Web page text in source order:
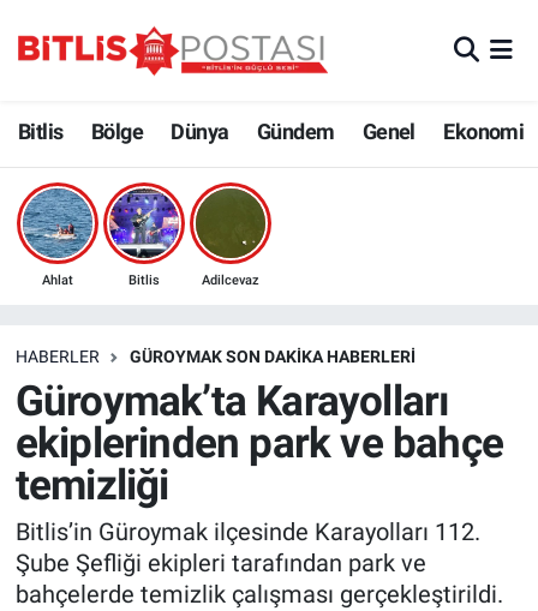
Bitlis Bölge Dünya Gündem Genel Ekonomi
Ahlat Bitlis Adilcevaz
HABERLER GÜROYMAK SON DAKIKA HABERLERI
Güroymak’ta Karayolları
ekiplerinden park ve bahçe
temizliği
Bitlis’in Güroymak ilçesinde Karayolları 112.
Şube Şefliği ekipleri tarafından park ve
bahçelerde temizlik çalışması gerçekleştirildi.
Bölge
Çevre
Eğitim
Ekonomi
Genel
Gündem
Bitlis Trafik Yoğunluk Haritası
Süper Lig Puan Durumu ve Fikstür
Son Dakika Haberleri
Haber Arşivi